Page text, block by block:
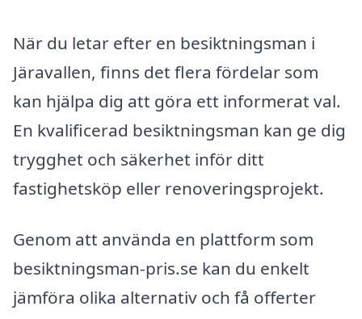
När du letar efter en besiktningsman i
Järavallen, finns det flera fördelar som
kan hjälpa dig att göra ett informerat val.
En kvalificerad besiktningsman kan ge dig
trygghet och säkerhet inför ditt
fastighetsköp eller renoveringsprojekt.
Genom att använda en plattform som
besiktningsman-pris.se kan du enkelt
jämföra olika alternativ och få offerter